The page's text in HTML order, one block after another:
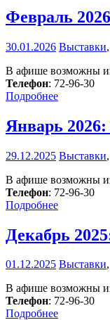
Февраль
30.01.2026 Выставки,
В афише возможны
Телефон: 72-96-30
Подробнее
Январь
29.12.2025 Выставки,
В афише возможны
Телефон: 72-96-30
Подробнее
Декабрь
01.12.2025 Выставки,
В афише возможны
Телефон: 72-96-30
Подробнее